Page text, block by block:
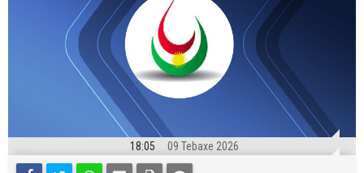
18:05 09 Tebaxe 2026